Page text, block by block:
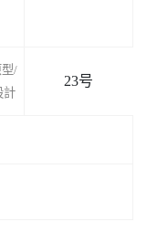
型/
計
23号